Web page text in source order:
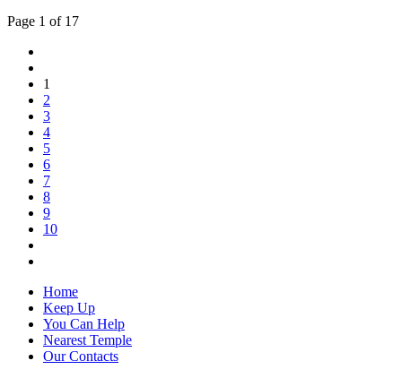
Page 1 of 17
1
2
3
4
5
6
7
8
9
10
Home
Keep Up
You Can Help
Nearest Temple
Our Contacts